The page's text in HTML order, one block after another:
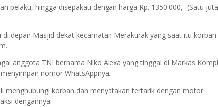
pelaku, hingga disepakati dengan harga Rp. 1350.000,- (Satu juta
depan Masjid dekat kecamatan Merakurak yang saat itu korban
anggota TNI bernama Niko Alexa yang tinggal di Markas Kompi
nomor WhatsAppnya.
menghubungi korban dan menyatakan tertarik dengan motor
dengannya.